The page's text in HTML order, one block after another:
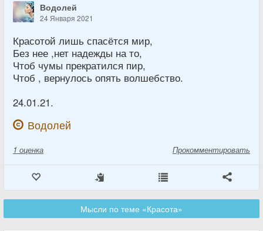
Водолей
24 Января 2021
Красотой лишь спасётся мир,
Без нее ,нет надежды на то,
Чтоб чумы прекратился пир,
Чтоб , вернулось опять волшебство.
24.01.21.
Водолей
1 оценка Прокомментировать
Мысли по теме «Красота»